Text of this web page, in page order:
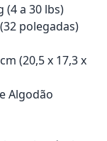
(4 a 30 lbs)
polegadas)
(20,5 x 17,3 x
Algodão